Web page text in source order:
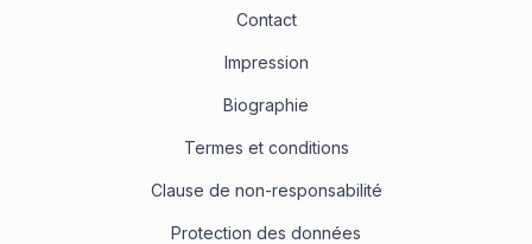
Contact
Impression
Biographie
Termes et conditions
Clause de non-responsabilité
Protection des données